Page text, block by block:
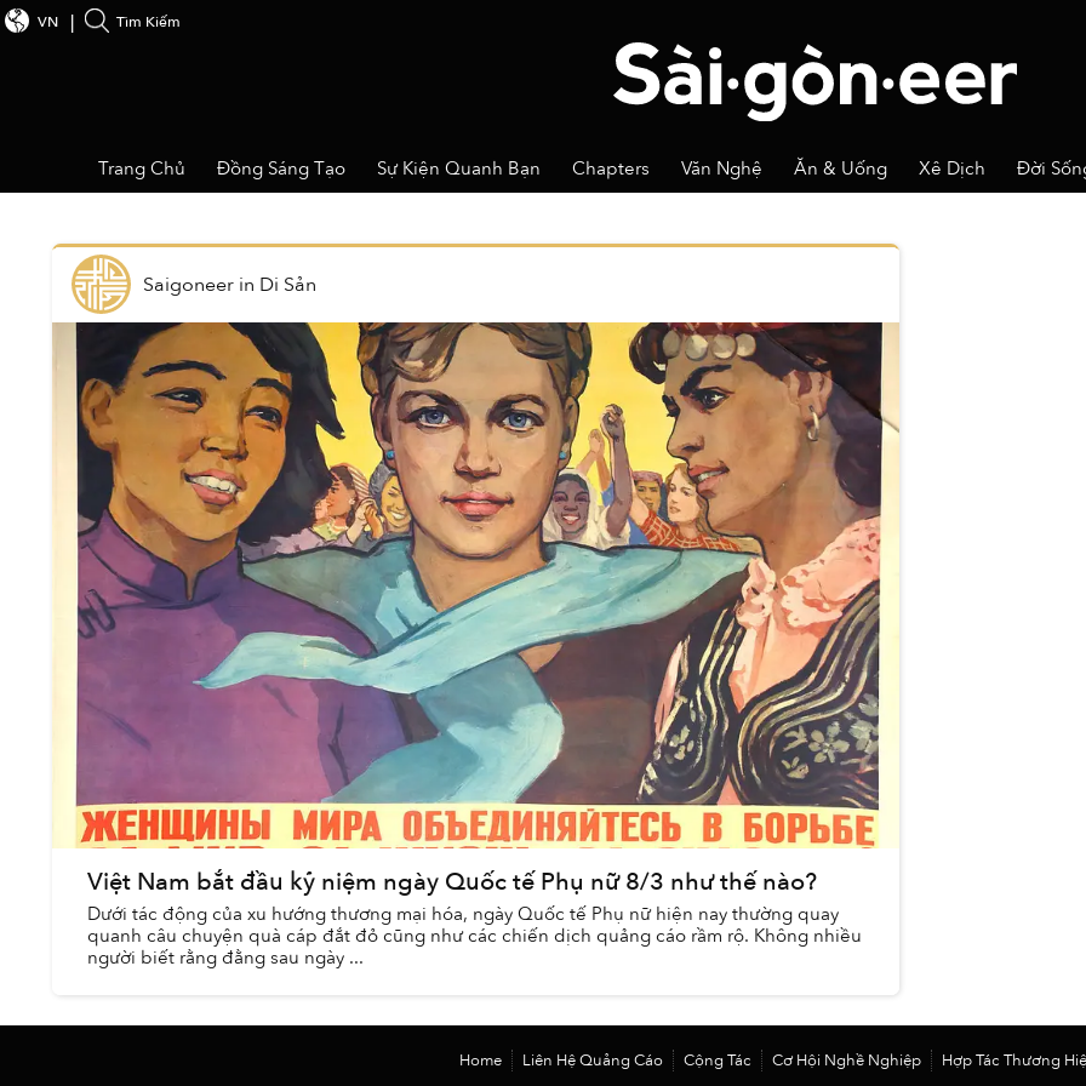
VN Tìm Kiếm
Trang Chủ Đồng Sáng Tạo Sự Kiện Quanh Bạn Chapters Văn Nghệ Ăn & Uống Xê Dịch Đời
Saigoneerin Di Sản
Việt Nam bắt đầu kỷ niệm ngày Quốc tế Phụ nữ 8/3 như thế nào?
Dưới tác động của xu hướng thương mại hóa, ngày Quốc tế Phụ nữ hiện nay thường quay
quanh câu chuyện quà cáp đắt đỏ cũng như các chiến dịch quảng cáo rầm rộ. Không nhiều
người biết rằng đằng sau ngày ...
Home Liên Hệ Quảng Cáo Cộng Tác Cơ Hội Nghề Nghiệp Hợp Tác Thương